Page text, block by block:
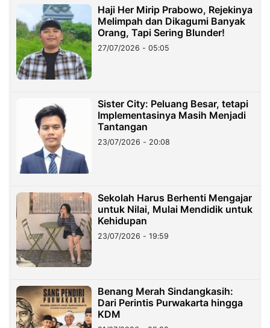
Haji Her Mirip Prabowo, Rejekinya
Melimpah dan Dikagumi Banyak
Orang, Tapi Sering Blunder!
27/07/2026 - 05:05
Sister City: Peluang Besar, tetapi
Implementasinya Masih Menjadi
Tantangan
23/07/2026 - 20:08
Sekolah Harus Berhenti Mengajar
untuk Nilai, Mulai Mendidik untuk
Kehidupan
23/07/2026 - 19:59
Benang Merah Sindangkasih:
Dari Perintis Purwakarta hingga
KDM